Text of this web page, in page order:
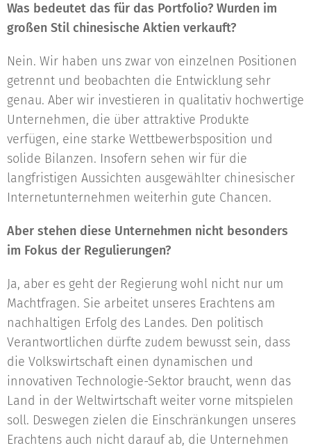
Was bedeutet das für das Portfolio? Wurden im
großen Stil chinesische Aktien verkauft?
Nein. Wir haben uns zwar von einzelnen Positionen
getrennt und beobachten die Entwicklung sehr
genau. Aber wir investieren in qualitativ hochwertige
Unternehmen, die über attraktive Produkte
verfügen, eine starke Wettbewerbsposition und
solide Bilanzen. Insofern sehen wir für die
langfristigen Aussichten ausgewählter chinesischer
Internetunternehmen weiterhin gute Chancen.
Aber stehen diese Unternehmen nicht besonders
im Fokus der Regulierungen?
Ja, aber es geht der Regierung wohl nicht nur um
Machtfragen. Sie arbeitet unseres Erachtens am
nachhaltigen Erfolg des Landes. Den politisch
Verantwortlichen dürfte zudem bewusst sein, dass
die Volkswirtschaft einen dynamischen und
innovativen Technologie-Sektor braucht, wenn das
Land in der Weltwirtschaft weiter vorne mitspielen
soll. Deswegen zielen die Einschränkungen unseres
Erachtens auch nicht darauf ab, die Unternehmen